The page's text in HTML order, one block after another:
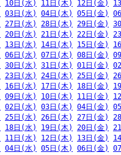
10日(水) 11日(木) 12日(金)
03日(水) 04日(木) 05日(金)
27日(水) 28日(木) 29日(金)
20日(水) 21日(木) 22日(金)
13日(水) 14日(木) 15日(金)
06日(水) 07日(木) 08日(金)
30日(水) 31日(木) 01日(金)
23日(水) 24日(木) 25日(金)
16日(水) 17日(木) 18日(金)
09日(水) 10日(木) 11日(金)
02日(水) 03日(木) 04日(金)
25日(水) 26日(木) 27日(金)
18日(水) 19日(木) 20日(金)
11日(水) 12日(木) 13日(金)
04日(水) 05日(木) 06日(金)